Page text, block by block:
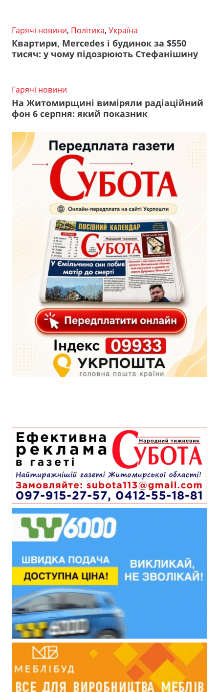
Гарячі новини, Політика, Україна
Квартири, Mercedes і будинок за $550
тисяч: у чому підозрюють Стефанішину
Гарячі новини
На Житомирщині виміряли радіаційний
фон 6 серпня: який показник